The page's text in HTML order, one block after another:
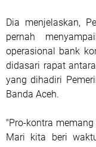
Dia menjelaskan,
pernah
operasional bank
didasari rapat
yang dihadiri
Banda Aceh.
"Pro-kontra
Mari kita beri